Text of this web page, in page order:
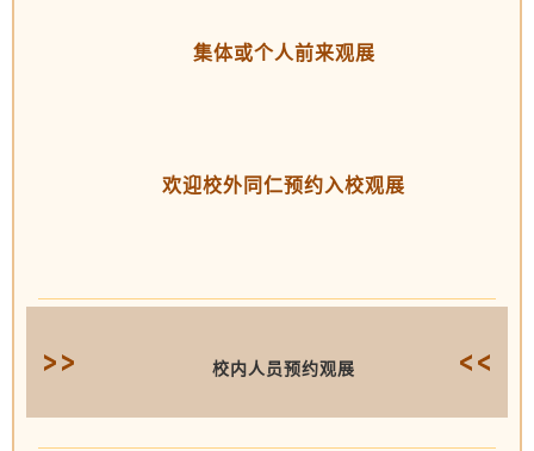
集体或个人前来观展
欢迎校外同仁预约入校观展
校内人员预约观展